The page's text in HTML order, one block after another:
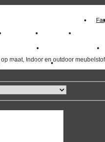
Faq
maat, Indoor en outdoor
Meubelstof Kunstleer
skai kunstleer kopen
Meubelstof indoor duurzaam